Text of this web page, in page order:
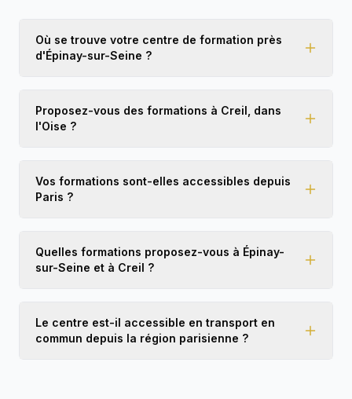
sérieuse et de qualité ! 🚖👏
Où se trouve votre centre de formation près
d'Épinay-sur-Seine ?
Proposez-vous des formations à Creil, dans
l'Oise ?
Vos formations sont-elles accessibles depuis
Paris ?
Quelles formations proposez-vous à Épinay-
sur-Seine et à Creil ?
Le centre est-il accessible en transport en
commun depuis la région parisienne ?